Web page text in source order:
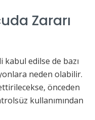
Zararı
edilse de bazı
neden olabilir.
önceden
kullanımından